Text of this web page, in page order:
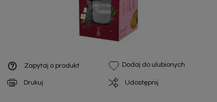
help_outline Zapytaj o produkt Dodaj do ulubionych
Drukuj Udostępnij